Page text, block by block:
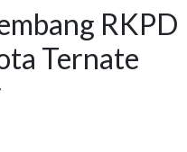
RKPD
Ternate